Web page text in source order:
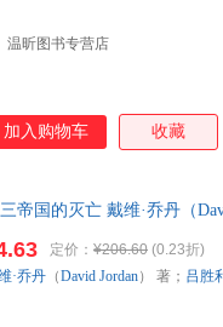
温昕图书专营店
加入购物车 收藏
帝国的灭亡 戴维·乔丹（
定价： ¥206.60 (0.23折)
·乔丹 （David Jordan） 著； 吕胜